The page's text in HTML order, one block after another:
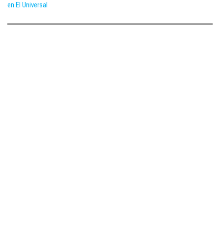
en El Universal